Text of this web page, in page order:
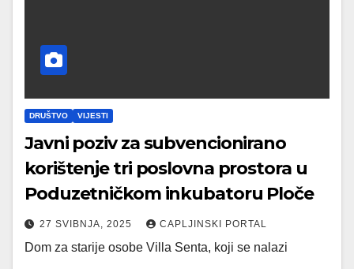
DRUŠTVO VIJESTI
Javni poziv za subvencionirano
korištenje tri poslovna prostora u
Poduzetničkom inkubatoru Ploče
27 SVIBNJA, 2025 CAPLJINSKI PORTAL
Dom za starije osobe Villa Senta, koji se nalazi